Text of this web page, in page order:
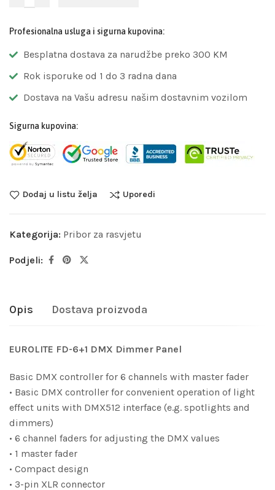
Profesionalna usluga i sigurna kupovina:
Besplatna dostava za narudžbe preko 300 KM
Rok isporuke od 1 do 3 radna dana
Dostava na Vašu adresu našim dostavnim vozilom
Sigurna kupovina:
Dodaj u listu želja Uporedi
Kategorija: Pribor za rasvjetu
Podjeli:
Opis Dostava proizvoda
EUROLITE FD-6+1 DMX Dimmer Panel
Basic DMX controller for 6 channels with master fader
• Basic DMX controller for convenient operation of light
effect units with DMX512 interface (e.g. spotlights and
dimmers)
• 6 channel faders for adjusting the DMX values
• 1 master fader
• Compact design
• 3-pin XLR connector